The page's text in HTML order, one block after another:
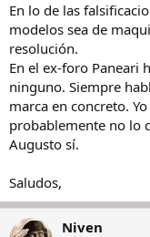
DA unas mínimas
En lo de las
modelos sea de
resolución.
En el ex-foro Paneari
ninguno. Siempre
marca en concreto.
probablemente no lo
Augusto sí.
Saludos,
Niven